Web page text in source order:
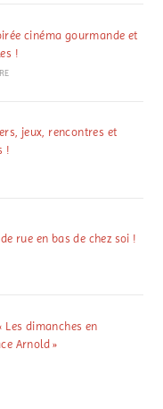
cinéma gourmande et
!
jeux, rencontres et
!
rue en bas de chez soi !
Les dimanches en
Arnold »